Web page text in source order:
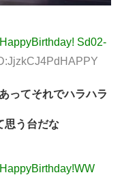
Sd02-
ってそれでハラハラ
思う台だな